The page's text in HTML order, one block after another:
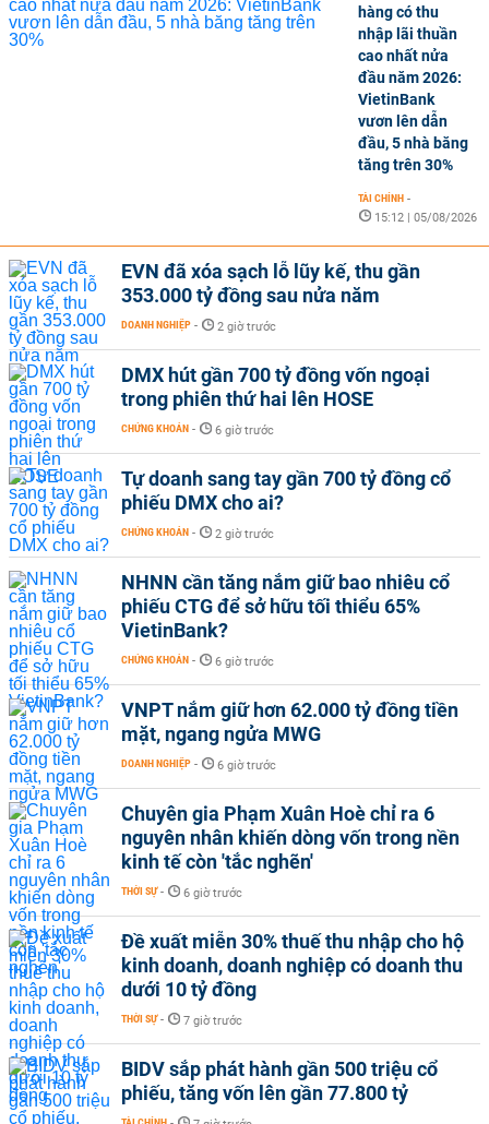
hàng có thu
nhập lãi thuần
cao nhất nửa
đầu năm 2026:
VietinBank
vươn lên dẫn
đầu, 5 nhà băng
tăng trên 30%
TÀI CHÍNH -
15:12 | 05/08/2026
EVN đã xóa sạch lỗ lũy kế, thu gần
353.000 tỷ đồng sau nửa năm
DOANH NGHIỆP - 2 giờ trước
DMX hút gần 700 tỷ đồng vốn ngoại
trong phiên thứ hai lên HOSE
CHỨNG KHOÁN - 6 giờ trước
Tự doanh sang tay gần 700 tỷ đồng cổ
phiếu DMX cho ai?
CHỨNG KHOÁN - 2 giờ trước
NHNN cần tăng nắm giữ bao nhiêu cổ
phiếu CTG để sở hữu tối thiểu 65%
VietinBank?
CHỨNG KHOÁN - 6 giờ trước
VNPT nắm giữ hơn 62.000 tỷ đồng tiền
mặt, ngang ngửa MWG
DOANH NGHIỆP - 6 giờ trước
Chuyên gia Phạm Xuân Hoè chỉ ra 6
nguyên nhân khiến dòng vốn trong nền
kinh tế còn 'tắc nghẽn'
THỜI SỰ - 6 giờ trước
Đề xuất miễn 30% thuế thu nhập cho hộ
kinh doanh, doanh nghiệp có doanh thu
dưới 10 tỷ đồng
THỜI SỰ - 7 giờ trước
BIDV sắp phát hành gần 500 triệu cổ
phiếu, tăng vốn lên gần 77.800 tỷ